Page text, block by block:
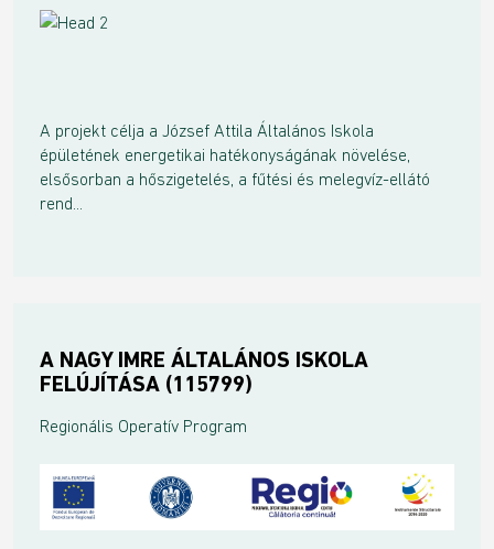
A projekt célja a József Attila Általános Iskola
épületének energetikai hatékonyságának növelése,
elsősorban a hőszigetelés, a fűtési és melegvíz-ellátó
rend...
A NAGY IMRE ÁLTALÁNOS ISKOLA
FELÚJÍTÁSA (115799)
Regionális Operatív Program